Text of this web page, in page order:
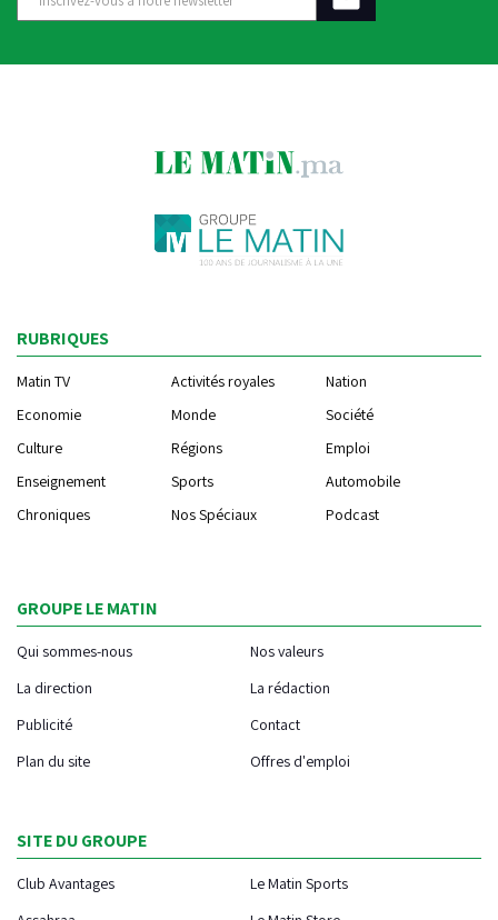
RUBRIQUES
Matin TV Activités royales
Nation
Economie
Monde
Société
Culture
Régions
Emploi
Enseignement
Sports
Automobile
Chroniques
Nos Spéciaux Podcast
GROUPE LE MATIN
Qui sommes-nous
Nos valeurs
La direction
La rédaction
Publicité
Contact
Plan du site
Offres d'emploi
SITE DU GROUPE
Club Avantages
Le Matin Sports